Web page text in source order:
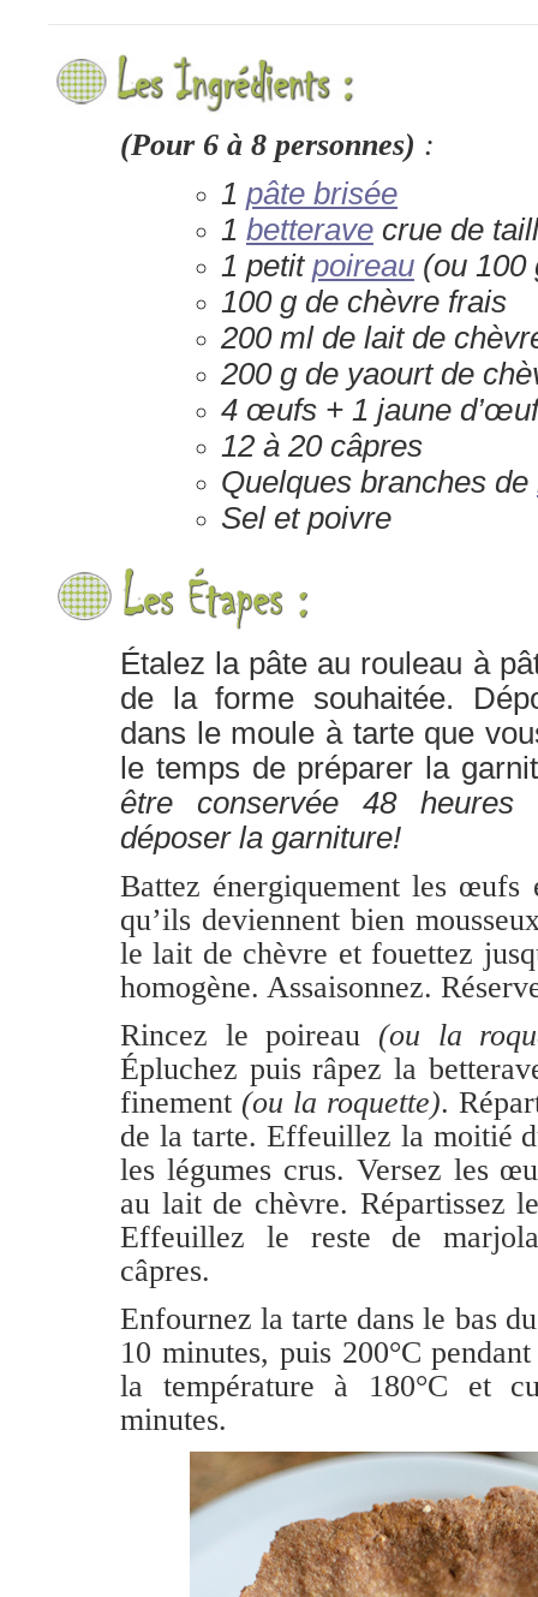
(Pour 6 à 8 personnes) :
1 pâte brisée
1 betterave crue de
1 petit poireau (ou
100 g de chèvre frais
200 ml de lait de
200 g de yaourt de
4 œufs + 1 jaune d’œuf
12 à 20 câpres
Quelques branches de
Sel et poivre
Étalez la pâte au rouleau à
de la forme souhaitée.
dans le moule à tarte que
le temps de préparer la
être conservée 48
déposer la garniture!
Battez énergiquement les œufs
qu’ils deviennent bien
le lait de chèvre et fouettez
homogène. Assaisonnez.
Rincez le poireau (ou la
Épluchez puis râpez la
finement (ou la roquette).
de la tarte. Effeuillez la moitié
les légumes crus. Versez les
au lait de chèvre. Répartissez
Effeuillez le reste de
câpres.
Enfournez la tarte dans le bas
10 minutes, puis 200°C
la température à 180°C et
minutes.